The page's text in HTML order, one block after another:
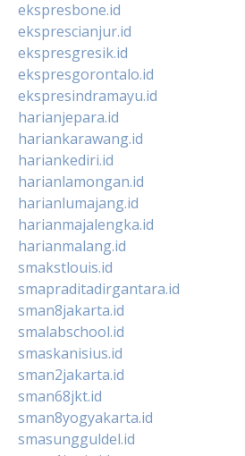
ekspresbone.id
eksprescianjur.id
ekspresgresik.id
ekspresgorontalo.id
ekspresindramayu.id
harianjepara.id
hariankarawang.id
hariankediri.id
harianlamongan.id
harianlumajang.id
harianmajalengka.id
harianmalang.id
smakstlouis.id
smapraditadirgantara.id
sman8jakarta.id
smalabschool.id
smaskanisius.id
sman2jakarta.id
sman68jkt.id
sman8yogyakarta.id
smasungguldel.id